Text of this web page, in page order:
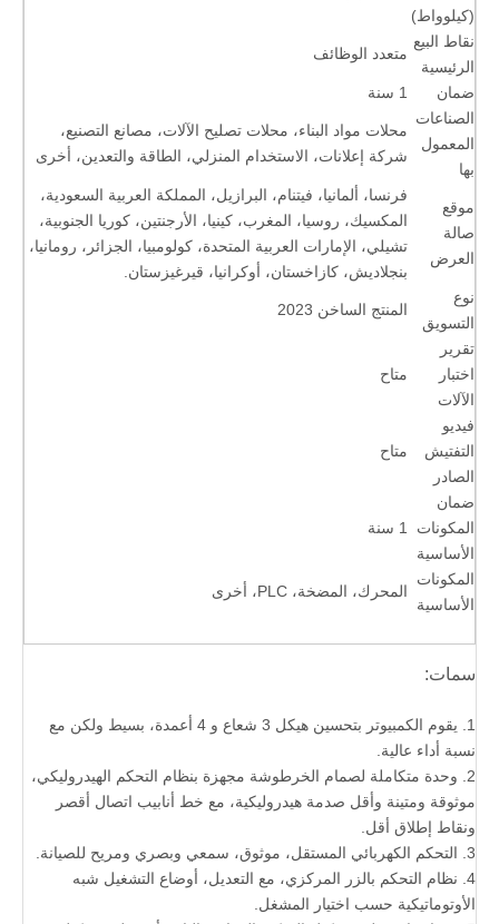
(كيلوواط)
نقاط البيع
الرئيسية
متعدد الوظائف
ضمان
1 سنة
الصناعات
المعمول
بها
محلات مواد البناء، محلات تصليح الآلات، مصانع التصنيع،
شركة إعلانات، الاستخدام المنزلي، الطاقة والتعدين، أخرى
موقع
صالة
العرض
فرنسا، ألمانيا، فيتنام، البرازيل، المملكة العربية السعودية،
المكسيك، روسيا، المغرب، كينيا، الأرجنتين، كوريا الجنوبية،
تشيلي، الإمارات العربية المتحدة، كولومبيا، الجزائر، رومانيا،
بنجلاديش، كازاخستان، أوكرانيا، قيرغيزستان.
نوع
التسويق
المنتج الساخن 2023
تقرير
اختبار
الآلات
متاح
فيديو
التفتيش
الصادر
متاح
ضمان
المكونات
الأساسية
1 سنة
المكونات
الأساسية
المحرك، المضخة، PLC، أخرى
سمات:
1. يقوم الكمبيوتر بتحسين هيكل 3 شعاع و 4 أعمدة، بسيط ولكن مع
نسبة أداء عالية.
2. وحدة متكاملة لصمام الخرطوشة مجهزة بنظام التحكم الهيدروليكي،
موثوقة ومتينة وأقل صدمة هيدروليكية، مع خط أنابيب اتصال أقصر
ونقاط إطلاق أقل.
3. التحكم الكهربائي المستقل، موثوق، سمعي وبصري ومريح للصيانة.
4. نظام التحكم بالزر المركزي، مع التعديل، أوضاع التشغيل شبه
الأوتوماتيكية حسب اختيار المشغل.